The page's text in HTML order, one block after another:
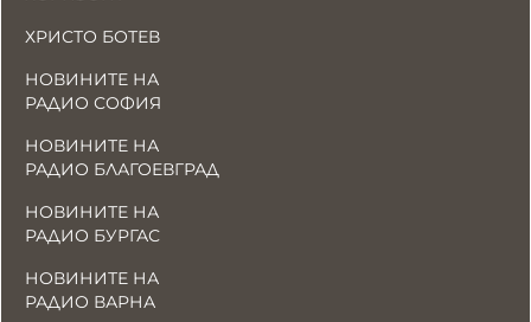
ХРИСТО БОТЕВ
НОВИНИТЕ НА
РАДИО СОФИЯ
НОВИНИТЕ НА
РАДИО БЛАГОЕВГРАД
НОВИНИТЕ НА
РАДИО БУРГАС
НОВИНИТЕ НА
РАДИО ВАРНА